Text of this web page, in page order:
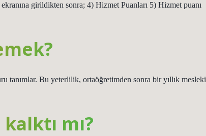
girildikten sonra; 4) Hizmet Puanları 5) Hizmet puanı
tanımlar. Bu yeterlilik, ortaöğretimden sonra bir yıllık mesleki
mı?